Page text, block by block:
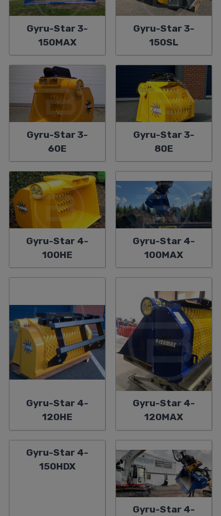
Gyru-Star 3-
150MAX
Gyru-Star 3-
150SL
Gyru-Star 3-
60E
Gyru-Star 3-
80E
Gyru-Star 4-
100HE
Gyru-Star 4-
100MAX
Gyru-Star 4-
120HE
Gyru-Star 4-
120MAX
Gyru-Star 4-
150HDX
Gyru-Star 4-